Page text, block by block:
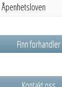
Åpenhetsloven
Finn forhandler